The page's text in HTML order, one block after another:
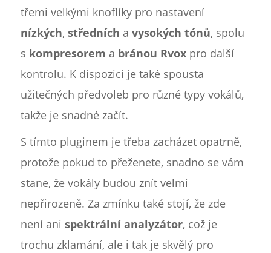
třemi velkými knoflíky pro nastavení
nízkých, středních a vysokých tónů, spolu
s kompresorem a bránou Rvoxpro další
kontrolu. K dispozici je také spousta
užitečných předvoleb pro různé typy vokálů,
takže je snadné začít.
S tímto pluginem je třeba zacházet opatrně,
protože pokud to přeženete, snadno se vám
stane, že vokály budou znít velmi
nepřirozeně. Za zmínku také stojí, že zde
není ani spektrální analyzátor, což je
trochu zklamání, ale i tak je skvělý pro